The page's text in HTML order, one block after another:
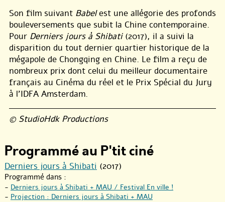
Son film suivant Babelest une allégorie des profonds
bouleversements que subit la Chine contemporaine.
Pour Derniers jours à Shibati(2017), il a suivi la
disparition du tout dernier quartier historique de la
mégapole de Chongqing en Chine. Le film a reçu de
nombreux prix dont celui du meilleur documentaire
français au Cinéma du réel et le Prix Spécial du Jury
à l’IDFA Amsterdam.
© StudioHdk Productions
Programmé au P'tit ciné
Derniers jours à Shibati (2017)
Programmé dans :
- Derniers jours à Shibati + MAU / Festival En ville !
- Projection : Derniers jours à Shibati + MAU